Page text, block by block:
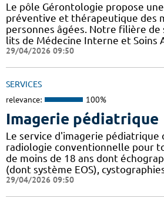
Le pôle Gérontologie propose
préventive et thérapeutique des
personnes âgées. Notre filière de
lits de Médecine Interne et Soins
29/04/2026 09:50
SERVICES
relevance: 100%
Imagerie pédiatrique
Le service d'imagerie pédiatrique
radiologie conventionnelle pour
de moins de 18 ans dont
(dont système EOS),
29/04/2026 09:50